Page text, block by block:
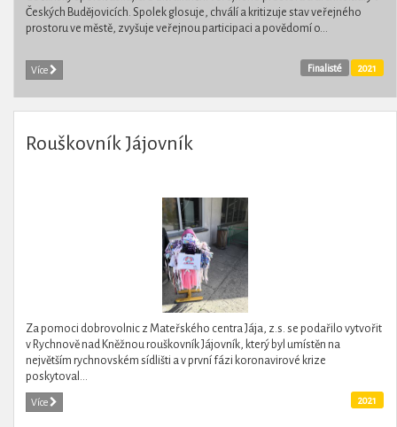
Českých Budějovicích. Spolek glosuje, chválí a kritizuje stav veřejného
prostoru ve městě, zvyšuje veřejnou participaci a povědomí o...
Více 2021
Finalisté
Rouškovník Jájovník
Za pomoci dobrovolnic z Mateřského centra Jája, z.s. se podařilo vytvořit
v Rychnově nad Kněžnou rouškovník Jájovník, který byl umístěn na
největším rychnovském sídlišti a v první fázi koronavirové krize
poskytoval...
Více 2021